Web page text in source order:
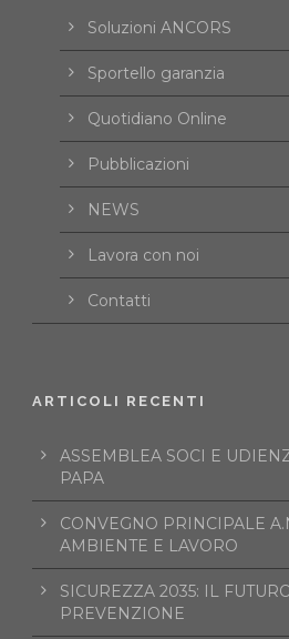
Soluzioni ANCORS
Sportello garanzia
Quotidiano Online
Pubblicazioni
NEWS
Lavora con noi
Contatti
ARTICOLI RECENTI
ASSEMBLEA SOCI E
PAPA
CONVEGNO PRINCIPALE
AMBIENTE E LAVORO
SICUREZZA 2035: IL
PREVENZIONE